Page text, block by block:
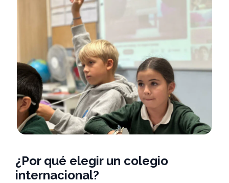
¿Por qué elegir un colegio
internacional?